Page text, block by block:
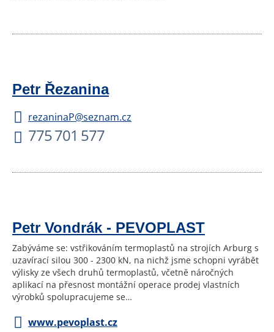
Petr Řezanina
rezaninaP@seznam.cz
775 701 577
Petr Vondrák - PEVOPLAST
Zabýváme se: vstřikováním termoplastů na strojích Arburg s
uzavírací silou 300 - 2300 kN, na nichž jsme schopni vyrábět
výlisky ze všech druhů termoplastů, včetně náročných
aplikací na přesnost montážní operace prodej vlastních
výrobků spolupracujeme se…
www.pevoplast.cz